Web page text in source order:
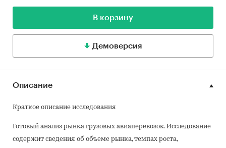
В корзину
Демоверсия
Описание
Краткое описание исследования
Готовый анализ рынка грузовых авиаперевозок. Исследование
содержит сведения об объеме рынка, темпах роста,